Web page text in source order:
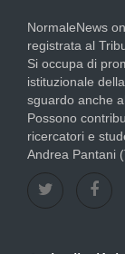
NormaleNews
registrata al
Si occupa di
istituzionale
sguardo anche
Possono
ricercatori e
Andrea Pantani